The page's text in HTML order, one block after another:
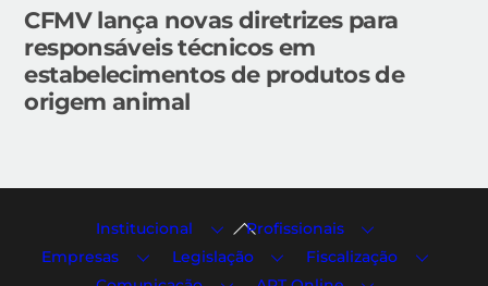
CFMV lança novas diretrizes para
responsáveis técnicos em
estabelecimentos de produtos de
origem animal
Back
To
Top
Institucional
Profissionais
Empresas
Legislação
Fiscalização